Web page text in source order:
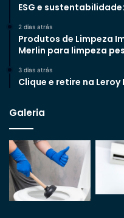
ESG e
2 dias atrás
Produtos de Limpeza
Merlin para limpeza
3 dias atrás
Clique e retire na
Galeria